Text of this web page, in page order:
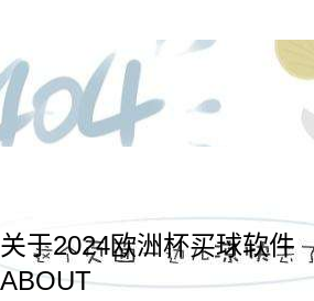
关于2024欧洲杯买球软件
ABOUT